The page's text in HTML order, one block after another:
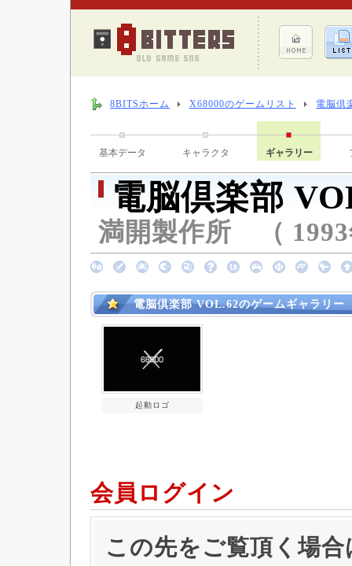
8BITSホーム X68000のゲームリスト 電脳倶
基本データ キャラクタ ギャラリー
電脳倶楽部
満開製作所 （ 1993
電脳倶楽部 VOL.62のゲームギャラリー
起動ロゴ
会員ログイン
この先をご覧頂く場